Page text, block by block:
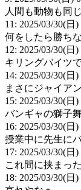
人間も動物も同
11: 2025/03/30(日)
何をしたら勝ち
12: 2025/03/30(日)
キリングバイツ
14: 2025/03/30(日)
まさにジャイア
15: 2025/03/30(日)
バンギャの獅子
16: 2025/03/30(日)
授業中に先生に
17: 2025/03/30(日)
これ間に挟まっ
18: 2025/03/30(日)